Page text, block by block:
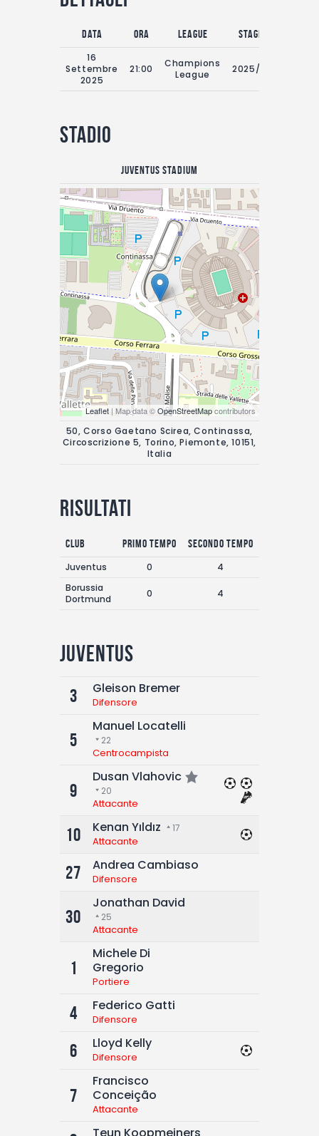
Data Ora League Stagione
16
Settembre
2025
21:00
Champions
League
2025/2026
Stadio
Juventus Stadium
Leaflet | Map data ©OpenStreetMapcontributors
50, Corso Gaetano Scirea, Continassa,
Circoscrizione 5, Torino, Piemonte, 10151,
Italia
Risultati
Club Primo Tempo Secondo Tempo
Juventus
0 4
Borussia
Dortmund
0 4
Juventus
3 Gleison Bremer
Difensore
5
Manuel Locatelli
22
Centrocampista
9
Dusan Vlahovic
20
Attacante
10 Kenan Yıldız 17
Attacante
27 Andrea Cambiaso
Difensore
30
Jonathan David
25
Attacante
1
Michele Di
Gregorio
Portiere
4 Federico Gatti
Difensore
6 Lloyd Kelly
Difensore
7
Francisco
Conceição
Attacante